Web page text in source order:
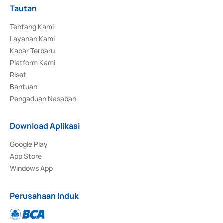
Tautan
Tentang Kami
Layanan Kami
Kabar Terbaru
Platform Kami
Riset
Bantuan
Pengaduan Nasabah
Download Aplikasi
Google Play
App Store
Windows App
Perusahaan Induk